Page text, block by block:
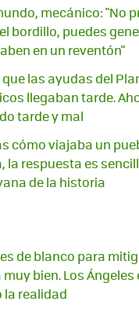
mecánico: "No
bordillo, puedes
en un reventón"
las ayudas del
llegaban tarde.
tarde y mal
cómo viajaba un
la respuesta es
de la historia
de blanco para
bien. Los Ángeles
realidad